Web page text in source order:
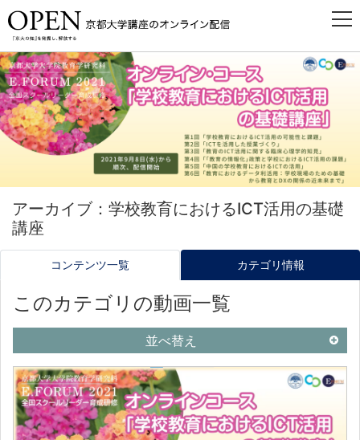
アーカイブ：学校教育におけるICT活用の基礎
講座
コンテンツ一覧 カテゴリ情報
このカテゴリの動画一覧
並べ替え